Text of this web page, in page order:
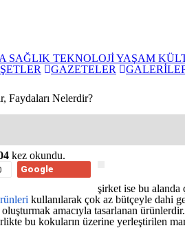
SAĞLIK TEKNOLOJİYAŞAM
GAZETELER
Faydaları Nelerdir?
kez okundu.
Google
şirket ise bu
kullanılarak çok az bütçeyle dahi
amacıyla tasarlanan
bu kokuların üzerine yerleştirilen